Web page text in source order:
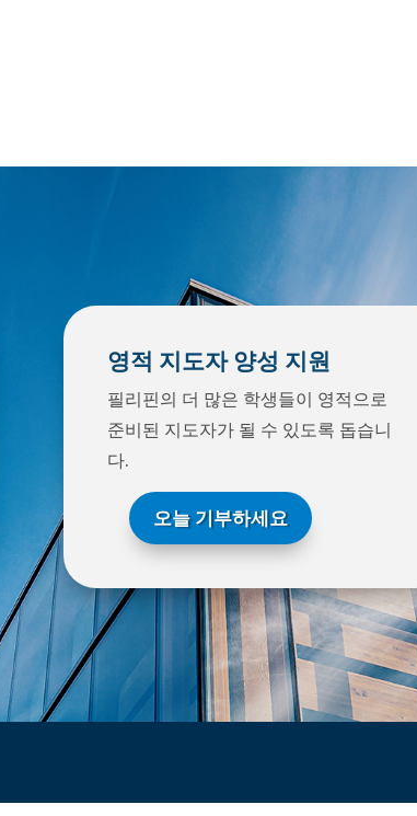
영적 지도자 양성 지원
필리핀의 더 많은 학생들이 영적으로
준비된 지도자가 될 수 있도록 돕습니
다.
오늘 기부하세요